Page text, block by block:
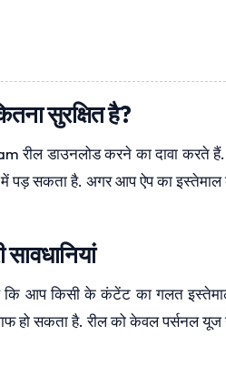
सुरक्षित है?
डाउनलोड करने का दावा करते हैं.
पड़ सकता है. अगर आप ऐप का
आप किसी के कंटेंट का गलत
हो सकता है. रील को केवल पर्सनल